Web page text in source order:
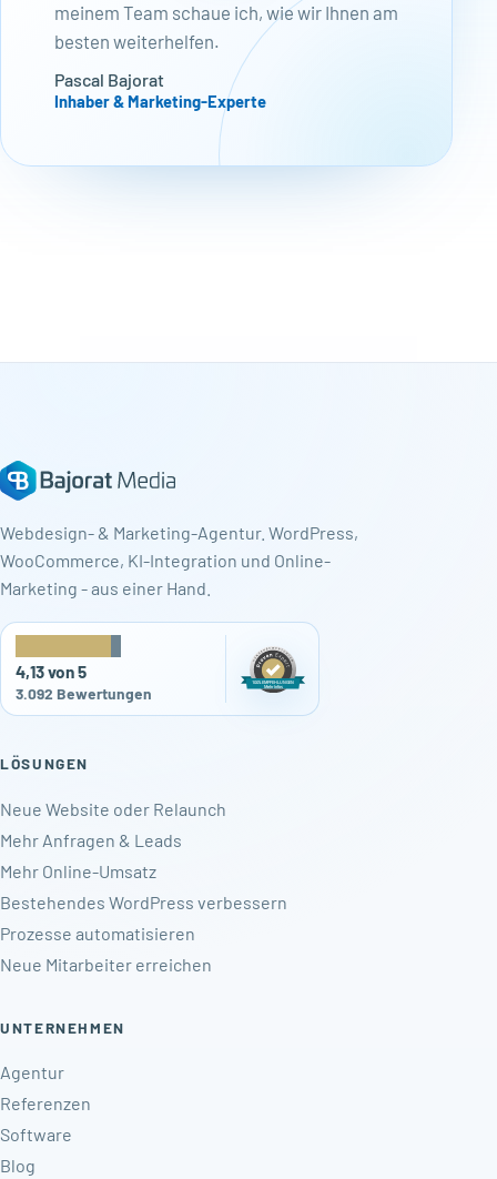
meinem Team schaue ich, wie wir Ihnen am
besten weiterhelfen.
Pascal Bajorat
Inhaber & Marketing-Experte
Webdesign- & Marketing-Agentur. WordPress,
WooCommerce, KI-Integration und Online-
Marketing - aus einer Hand.
4,13 von 5
3.092 Bewertungen
LÖSUNGEN
Neue Website oder Relaunch
Mehr Anfragen & Leads
Mehr Online-Umsatz
Bestehendes WordPress verbessern
Prozesse automatisieren
Neue Mitarbeiter erreichen
UNTERNEHMEN
Agentur
Referenzen
Software
Blog